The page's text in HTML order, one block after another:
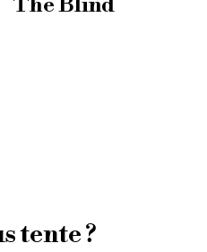
The Blind
tente ?